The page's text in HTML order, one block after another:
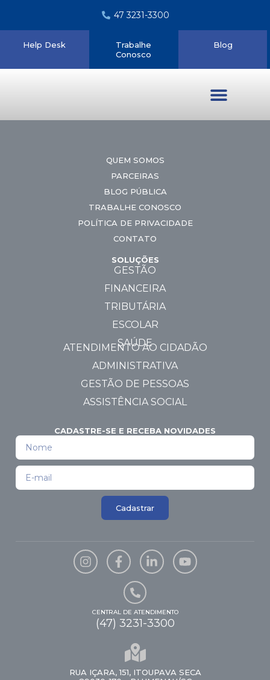
47 3231-3300
Help Desk
Trabalhe
Conosco
Blog
QUEM SOMOS
PARCEIRAS
BLOG PÚBLICA
TRABALHE CONOSCO
POLÍTICA DE PRIVACIDADE
CONTATO
SOLUÇÕES
GESTÃO
FINANCEIRA
TRIBUTÁRIA
ESCOLAR
SAÚDE
ATENDIMENTO AO CIDADÃO
ADMINISTRATIVA
GESTÃO DE PESSOAS
ASSISTÊNCIA SOCIAL
CADASTRE-SE E RECEBA NOVIDADES
Cadastrar
CENTRAL DE ATENDIMENTO
(47) 3231-3300
RUA IÇARA, 151, ITOUPAVA SECA